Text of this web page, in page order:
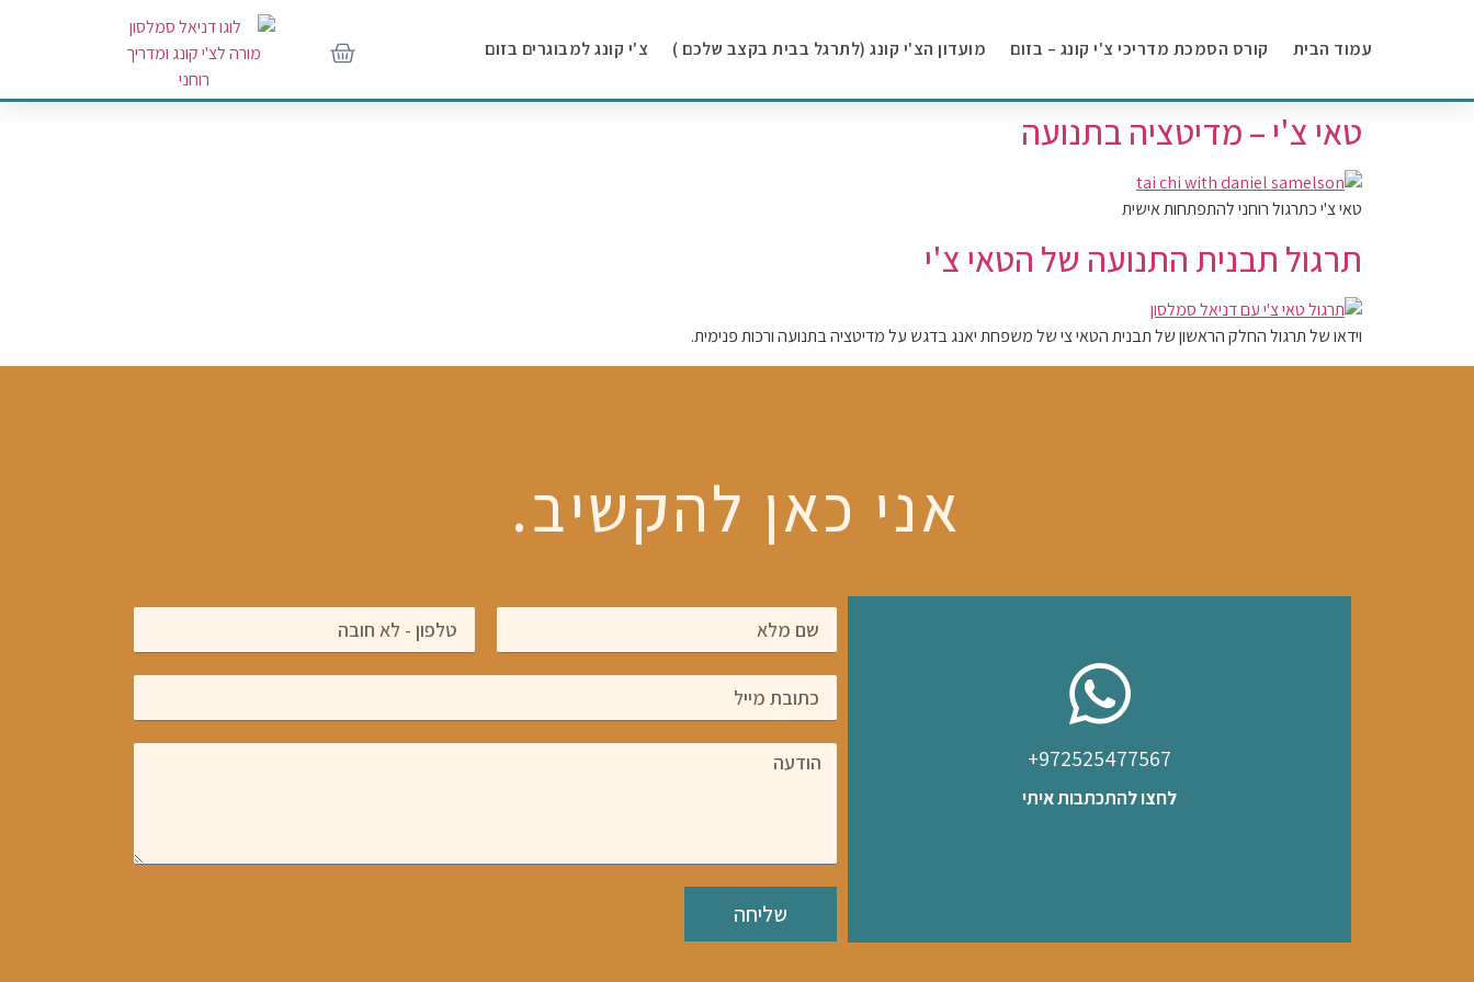
עמוד הבית קורס הסמכת מדריכי צ'י קונג – בזום מועדון הצ'י קונג (לתרגל בבית בקצב שלכם ) צ'י קונג למבוגרים בזום
טאי צ'י – מדיטציה בתנועה
טאי צ'י כתרגול רוחני להתפתחות אישית
תרגול תבנית התנועה של הטאי צ'י
וידאו של תרגול החלק הראשון של תבנית הטאי צי של משפחת יאנג בדגש על מדיטציה בתנועה ורכות פנימית.
אני כאן להקשיב.
972525477567​+
לחצו להתכתבות איתי
שליחה